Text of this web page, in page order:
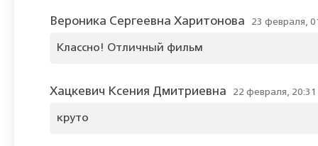
Вероника Сергеевна Харитонова 23 февраля,
Классно! Отличный фильм
Хацкевич Ксения Дмитриевна 22 февраля, 20:31
круто